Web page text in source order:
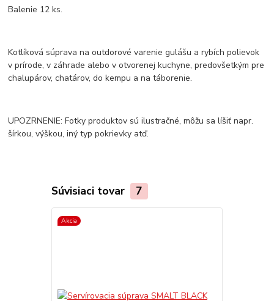
Balenie 12 ks.
Kotlíková súprava na outdorové varenie gulášu a rybích polievok
v prírode, v záhrade alebo v otvorenej kuchyne, predovšetkým pre
chalupárov, chatárov, do kempu a na táborenie.
UPOZRNENIE: Fotky produktov sú ilustračné, môžu sa líšiť napr.
šírkou, výškou, iný typ pokrievky atď.
Súvisiaci tovar 7
Akcia